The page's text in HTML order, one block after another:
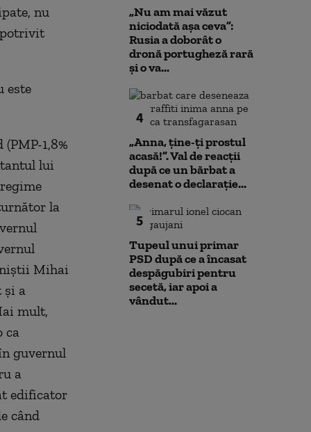
nu
potrivit
este
1,8%
lui
la
Mihai
şi a
mult,
ca
guvernul
a
edificator
când
„Nu am mai văzut
niciodată așa ceva”:
Rusia a doborât o
dronă portugheză rară
și o va...
4
„Anna, ţine-ţi prostul
acasă!”. Val de reacții
după ce un bărbat a
desenat o declarație...
5
Tupeul unui primar
PSD după ce a încasat
despăgubiri pentru
secetă, iar apoi a
vândut...